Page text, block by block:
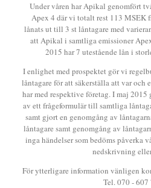
Under våren har Apikal genomfört
Apex 4 där vi totalt rest 113 MSEK
lånats ut till 3 st låntagare med
att Apikal i samtliga emissioner
2015 har 7 utestående lån i
I enlighet med prospektet gör vi
låntagare för att säkerställa att var
har med respektive företag. I maj
av ett frågeformulär till samtliga
samt gjort en genomgång av
låntagare samt genomgång av
inga händelser som bedöms påverka
nedskrivning
För ytterligare information vänligen
Tel. 070 - 607